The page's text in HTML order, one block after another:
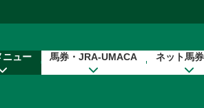
ニュー 馬券・JRA-UMACA ネット馬